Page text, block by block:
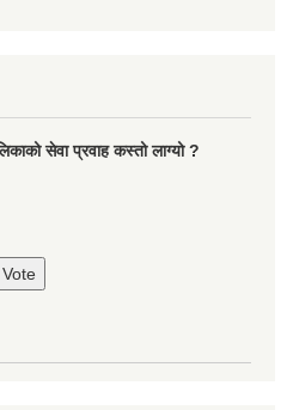
सेवा प्रवाह कस्तो लाग्यो ?